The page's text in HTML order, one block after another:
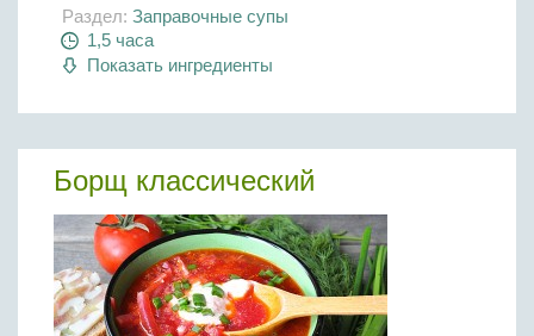
Раздел: Заправочные супы
1,5 часа
Показать ингредиенты
Борщ классический